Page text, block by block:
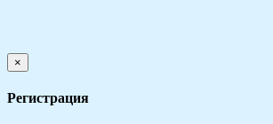
×
Регистрация